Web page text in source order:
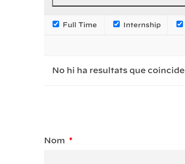
Full Time Internship
No hi ha resultats que
Nom